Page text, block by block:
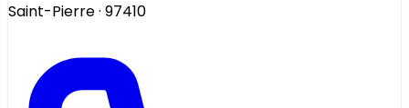
Saint-Pierre· 97410